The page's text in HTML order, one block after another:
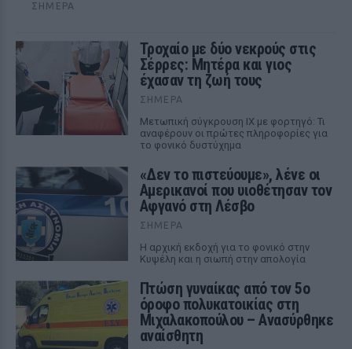
ΣΉΜΕΡΑ
Τροχαίο με δύο νεκρούς στις
Σέρρες: Μητέρα και γιος
έχασαν τη ζωή τους
ΣΉΜΕΡΑ
Μετωπική σύγκρουση ΙΧ με φορτηγό: Τι
αναφέρουν οι πρώτες πληροφορίες για
το φονικό δυστύχημα
«Δεν το πιστεύουμε», λένε οι
Αμερικανοί που υιοθέτησαν τον
Αφγανό στη Λέσβο
ΣΉΜΕΡΑ
Η αρχική εκδοχή για το φονικό στην
Κυψέλη και η σιωπή στην απολογία
Πτώση γυναίκας από τον 5ο
όροφο πολυκατοικίας στη
Μιχαλακοπούλου – Ανασύρθηκε
αναίσθητη